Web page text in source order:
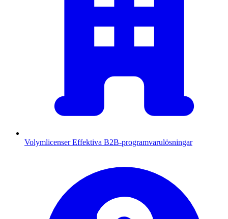
Volymlicenser Effektiva B2B-programvarulösningar